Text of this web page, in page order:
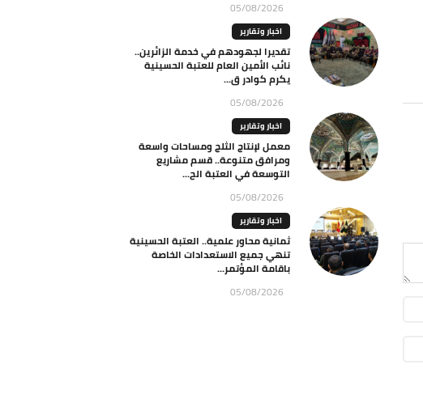
05/08/2026
اخبار وتقارير
تقديرا لجهودهم في خدمة الزائرين..
نائب الأمين العام للعتبة الحسينية
يكرم كوادر ق...
05/08/2026
اخبار وتقارير
معمل لإنتاج الثلج ومساحات واسعة
ومرافق متنوعة.. قسم مشاريع
التوسعة في العتبة الح...
05/08/2026
اخبار وتقارير
ثمانية محاور علمية.. العتبة الحسينية
تنهي جميع الاستعدادات الخاصة
باقامة المؤتمر...
05/08/2026